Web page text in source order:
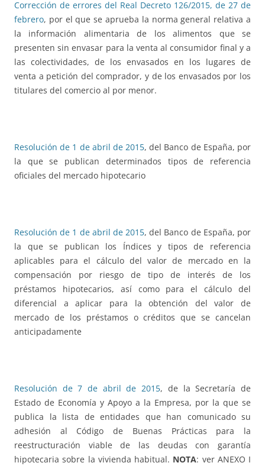
Corrección de errores del Real Decreto 126/2015, de 27 de
febrero, por el que se aprueba la norma general relativa a
la información alimentaria de los alimentos que se
presenten sin envasar para la venta al consumidor final y a
las colectividades, de los envasados en los lugares de
venta a petición del comprador, y de los envasados por los
titulares del comercio al por menor.
Resolución de 1 de abril de 2015, del Banco de España, por
la que se publican determinados tipos de referencia
oficiales del mercado hipotecario
Resolución de 1 de abril de 2015, del Banco de España, por
la que se publican los Índices y tipos de referencia
aplicables para el cálculo del valor de mercado en la
compensación por riesgo de tipo de interés de los
préstamos hipotecarios, así como para el cálculo del
diferencial a aplicar para la obtención del valor de
mercado de los préstamos o créditos que se cancelan
anticipadamente
Resolución de 7 de abril de 2015, de la Secretaría de
Estado de Economía y Apoyo a la Empresa, por la que se
publica la lista de entidades que han comunicado su
adhesión al Código de Buenas Prácticas para la
reestructuración viable de las deudas con garantía
hipotecaria sobre la vivienda habitual. NOTA: ver ANEXO I